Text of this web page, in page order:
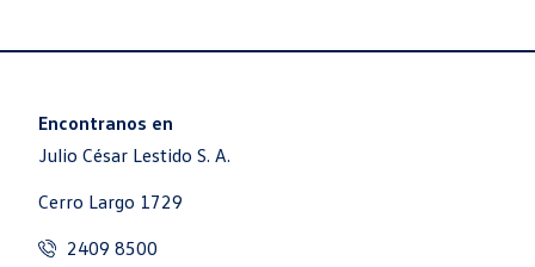
Encontranos en
Julio César Lestido S. A.
Cerro Largo 1729
2409 8500